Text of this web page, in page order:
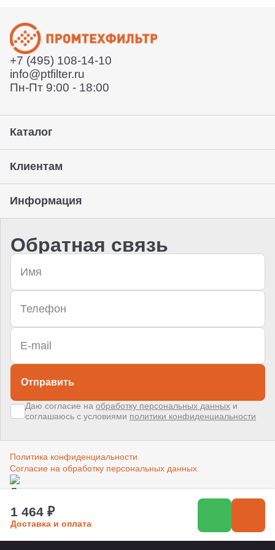
1 464 ₽
Доставка и оплата
Отправит заказ курьерской службой или вы сможете
забрать его с нашего склада (самовывоз)
Предоставление гарантии, подписание закрывающих
документов
+7 (495) 108-14-10
info@ptfilter.ru
Пн-Пт 9:00 - 18:00
Каталог
Клиентам
Информация
Политика конфиденциальности
Согласие на обработку персональных данных
Обратная связь
Отправить
Даю согласие на обработку персональных данных и
соглашаюсь с условиями политики конфиденциальности